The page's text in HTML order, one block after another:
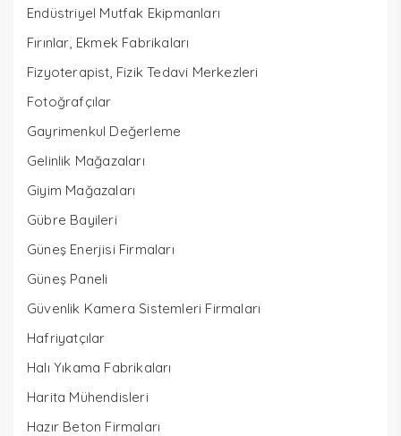
Endüstriyel Mutfak Ekipmanları
Fırınlar, Ekmek Fabrikaları
Fizyoterapist, Fizik Tedavi Merkezleri
Fotoğrafçılar
Gayrimenkul Değerleme
Gelinlik Mağazaları
Giyim Mağazaları
Gübre Bayileri
Güneş Enerjisi Firmaları
Güneş Paneli
Güvenlik Kamera Sistemleri Firmaları
Hafriyatçılar
Halı Yıkama Fabrikaları
Harita Mühendisleri
Hazır Beton Firmaları